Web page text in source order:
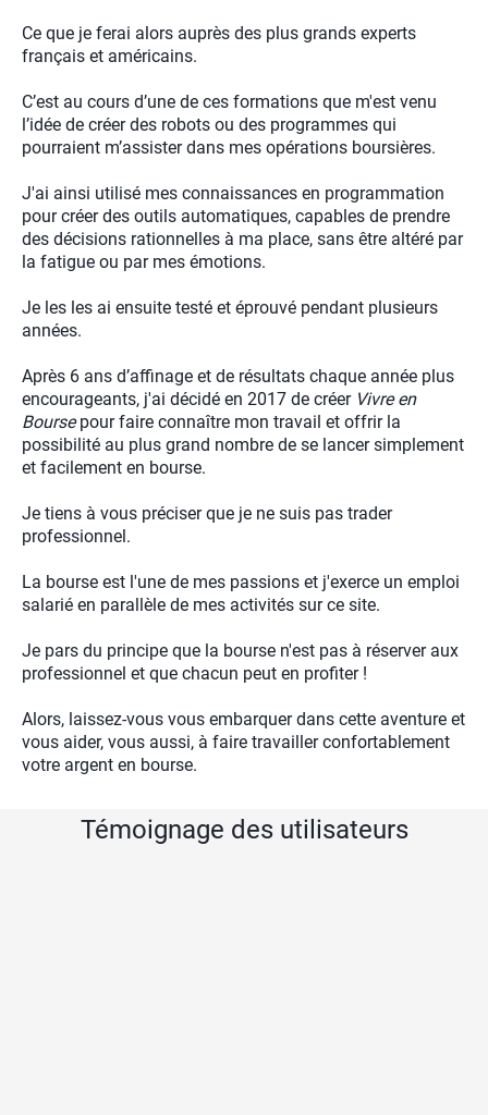
Ce que je ferai alors auprès des plus grands experts
français et américains.
C’est au cours d’une de ces formations que m'est venu
l’idée de créer des robots ou des programmes qui
pourraient m’assister dans mes opérations boursières.
J'ai ainsi utilisé mes connaissances en programmation
pour créer des outils automatiques, capables de prendre
des décisions rationnelles à ma place, sans être altéré par
la fatigue ou par mes émotions.
Je les les ai ensuite testé et éprouvé pendant plusieurs
années.
Après 6 ans d’affinage et de résultats chaque année plus
encourageants, j'ai décidé en 2017 de créer Vivre en
Boursepour faire connaître mon travail et offrir la
possibilité au plus grand nombre de se lancer simplement
et facilement en bourse.
Je tiens à vous préciser que je ne suis pas trader
professionnel.
La bourse est l'une de mes passions et j'exerce un emploi
salarié en parallèle de mes activités sur ce site.
Je pars du principe que la bourse n'est pas à réserver aux
professionnel et que chacun peut en profiter !
Alors, laissez-vous vous embarquer dans cette aventure et
vous aider, vous aussi, à faire travailler confortablement
votre argent en bourse.
Témoignage des utilisateurs